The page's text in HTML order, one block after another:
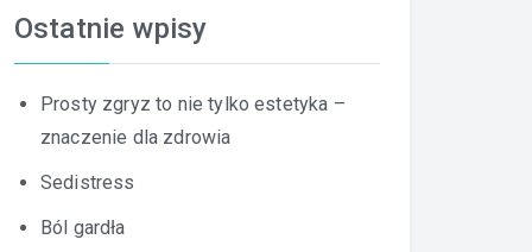
Ostatnie wpisy
Prosty zgryz to nie tylko estetyka –
znaczenie dla zdrowia
Sedistress
Ból gardła